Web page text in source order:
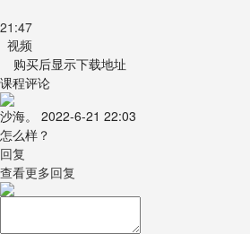
21:47
视频
购买后显示下载地址
课程评论
沙海。
2022-6-21 22:03
怎么样？
回复
查看更多回复